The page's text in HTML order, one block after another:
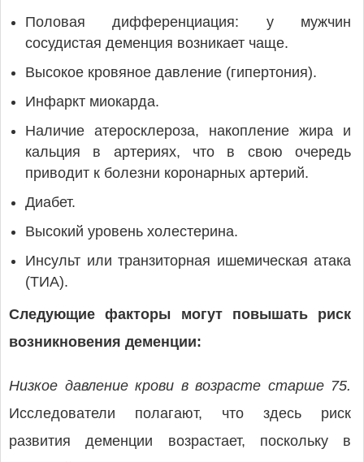
Половая дифференциация: у мужчин
сосудистая деменция возникает чаще.
Высокое кровяное давление (гипертония).
Инфаркт миокарда.
Наличие атеросклероза, накопление жира и
кальция в артериях, что в свою очередь
приводит к болезни коронарных артерий.
Диабет.
Высокий уровень холестерина.
Инсульт или транзиторная ишемическая атака
(ТИА).
Следующие факторы могут повышать риск
возникновения деменции:
Низкое давление крови в возрасте старше 75.
Исследователи полагают, что здесь риск
развития деменции возрастает, поскольку в